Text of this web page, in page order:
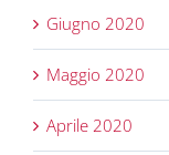
Giugno 2020
Maggio 2020
Aprile 2020